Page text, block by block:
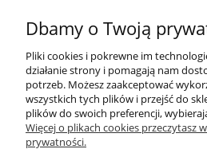
« 1 ... 17 18
Dbamy o Twoją
Pliki cookies i pokrewne im
działanie strony i pomagają nam
potrzeb. Możesz zaakceptować
wszystkich tych plików i przejść do
plików do swoich preferencji,
Więcej o plikach cookies przeczytasz
prywatności.